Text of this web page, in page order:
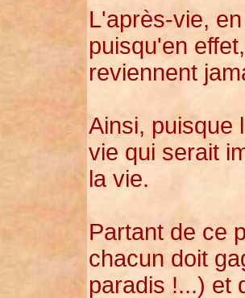
L'après-vie,
puisqu'en
reviennent
Ainsi, puisque
vie qui serait
la vie.
Partant de ce
chacun doit
paradis !...) et